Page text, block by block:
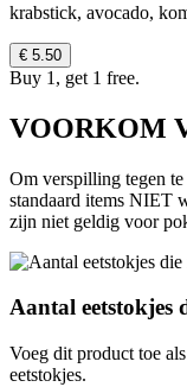
krabstick, avocado,
€ 5.50
Buy 1, get 1 free.
VOORKOM
Om verspilling tegen
standaard items NIET
zijn niet geldig voor
Aantal eetstokjes
Voeg dit product toe
eetstokjes.